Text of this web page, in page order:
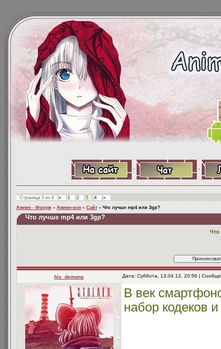
· ·
Страница 3 из 4 « 1 2 3 4
»
Аниме - Форум » Аниме-кон » Сайт » Что лучше mp4 или 3gp?
Что лучше mp4 или 3gp?
Что
his_demons Дата: Суббота, 13.04.13, 20:56 |
В век
набор кодеков